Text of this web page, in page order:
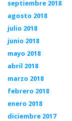
septiembre 2018
agosto 2018
julio 2018
junio 2018
mayo 2018
abril 2018
marzo 2018
febrero 2018
enero 2018
diciembre 2017